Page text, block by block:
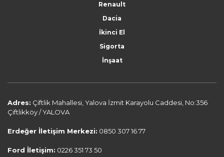
Renault
Dacia
İkinci El
Sigorta
İnşaat
Adres: Çiftlik Mahallesi, Yalova İzmit Karayolu Caddesi, No:356
Çiftlikköy / YALOVA
Erdeğer İletişim Merkezi: 0850 307 16 77
Ford İletişim: 0226 351 73 50